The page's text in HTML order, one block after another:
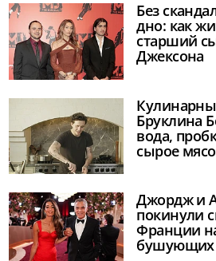
Без
дно: как
старший
Джексона
Бруклина
вода,
сырое мясо
Джордж и
покинули
Франции
бушующих